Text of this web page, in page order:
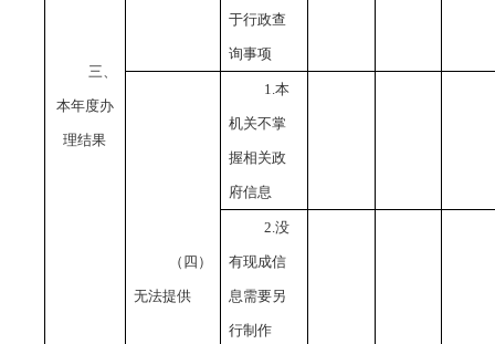
三、
本年度办
理结果
于行政查
询事项
（四）
无法提供
1.本
机关不掌
握相关政
府信息
2.没
有现成信
息需要另
行制作